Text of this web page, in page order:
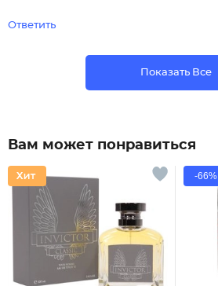
Ответить
Показать Все
Вам может понравиться
-66%